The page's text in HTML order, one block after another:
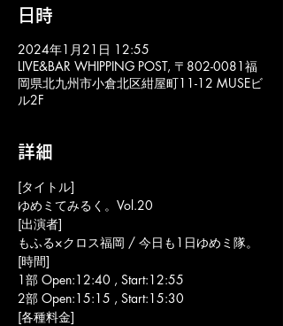
日時
2024年1月21日 12:55
LIVE&BAR WHIPPING POST, 〒802-0081福
岡県北九州市小倉北区紺屋町11-12 MUSEビ
ル2F
詳細
[タイトル]
ゆめミてみるく。Vol.20
[出演者]
もふる×クロス福岡 / 今日も1日ゆめミ隊。
[時間]
1部 Open:12:40 , Start:12:55
2部 Open:15:15 , Start:15:30
[各種料金]